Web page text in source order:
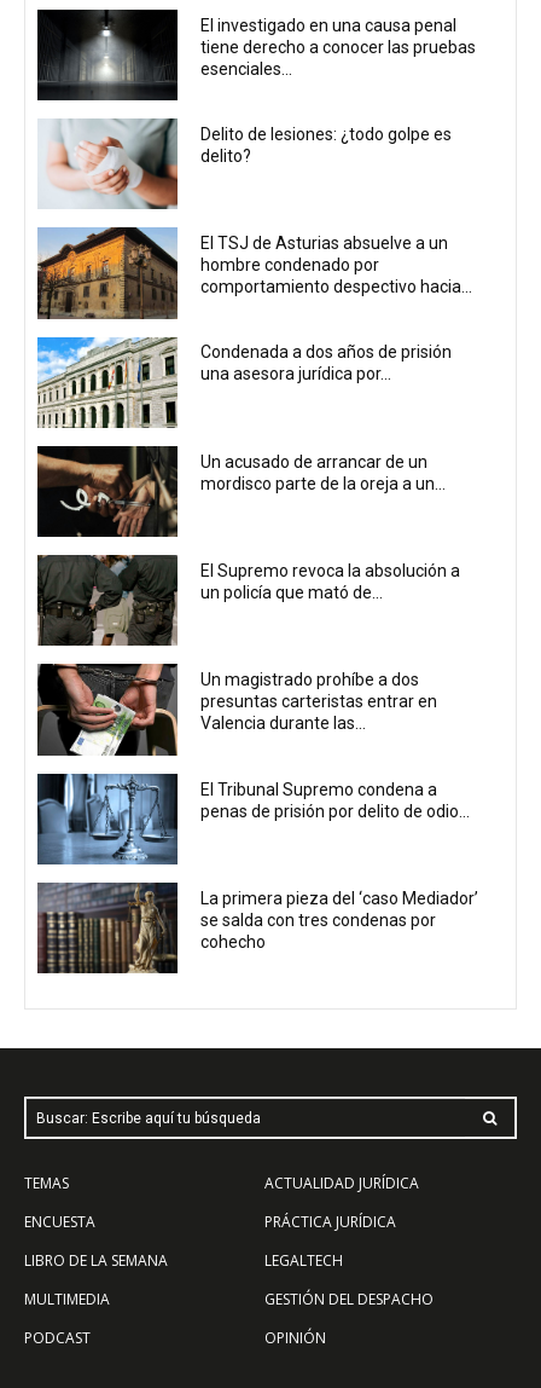
El investigado en una causa penal
tiene derecho a conocer las pruebas
esenciales...
Delito de lesiones: ¿todo golpe es
delito?
El TSJ de Asturias absuelve a un
hombre condenado por
comportamiento despectivo hacia...
Condenada a dos años de prisión
una asesora jurídica por...
Un acusado de arrancar de un
mordisco parte de la oreja a un...
El Supremo revoca la absolución a
un policía que mató de...
Un magistrado prohíbe a dos
presuntas carteristas entrar en
Valencia durante las...
El Tribunal Supremo condena a
penas de prisión por delito de odio...
La primera pieza del ‘caso Mediador’
se salda con tres condenas por
cohecho
Buscar: Escribe aquí tu búsqueda
TEMAS
ENCUESTA
LIBRO DE LA SEMANA
MULTIMEDIA
PODCAST
ACTUALIDAD JURÍDICA
PRÁCTICA JURÍDICA
LEGALTECH
GESTIÓN DEL DESPACHO
OPINIÓN